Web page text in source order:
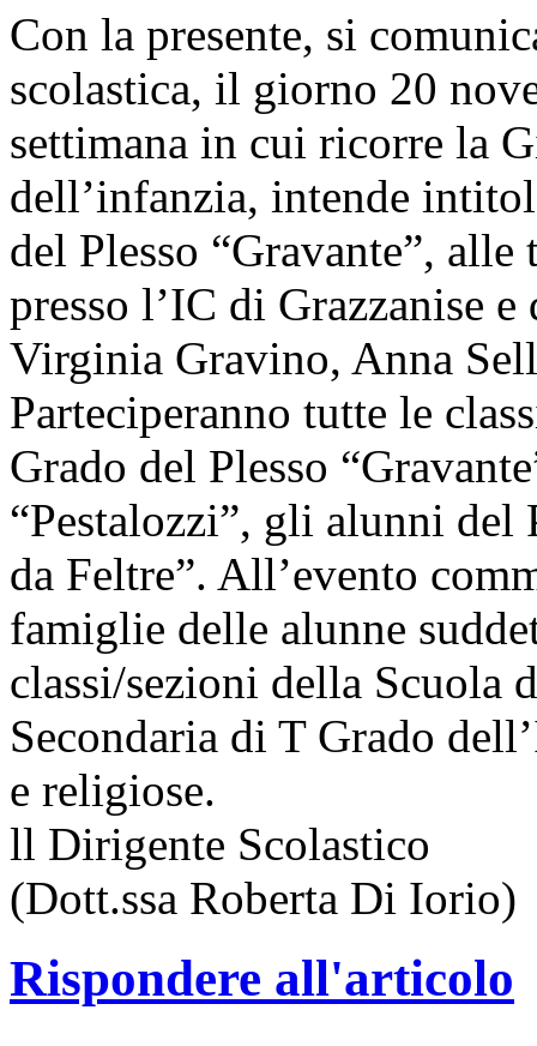
Con la presente, si
scolastica, il giorno 20
settimana in cui ricorre la
dell’infanzia, intende
del Plesso “Gravante”,
presso l’IC di Grazzanise
Virginia Gravino, Anna
Parteciperanno tutte le
Grado del Plesso
“Pestalozzi”, gli alunni del
da Feltre”. All’evento
famiglie delle alunne
classi/sezioni della Scuola
Secondaria di T Grado
e religiose.
ll Dirigente Scolastico
(Dott.ssa Roberta Di Iorio)
Rispondere all'articolo